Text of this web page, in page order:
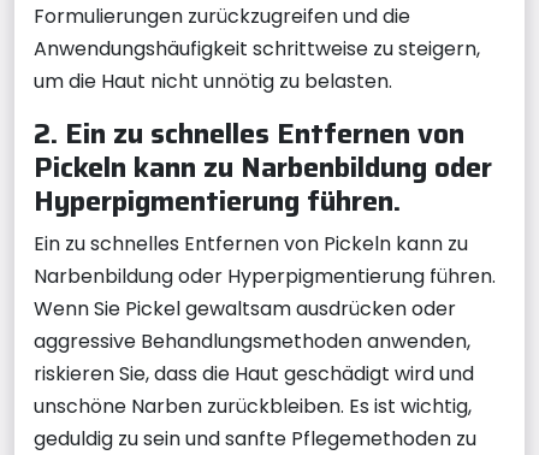
Formulierungen zurückzugreifen und die
Anwendungshäufigkeit schrittweise zu steigern,
um die Haut nicht unnötig zu belasten.
2. Ein zu schnelles Entfernen von
Pickeln kann zu Narbenbildung oder
Hyperpigmentierung führen.
Ein zu schnelles Entfernen von Pickeln kann zu
Narbenbildung oder Hyperpigmentierung führen.
Wenn Sie Pickel gewaltsam ausdrücken oder
aggressive Behandlungsmethoden anwenden,
riskieren Sie, dass die Haut geschädigt wird und
unschöne Narben zurückbleiben. Es ist wichtig,
geduldig zu sein und sanfte Pflegemethoden zu